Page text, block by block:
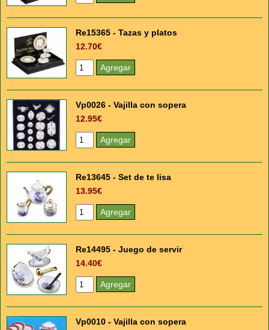
Re15365 - Tazas y platos
12.70€
Vp0026 - Vajilla con sopera
12.95€
Re13645 - Set de te lisa
13.95€
Re14495 - Juego de servir
14.40€
Vp0010 - Vajilla con sopera